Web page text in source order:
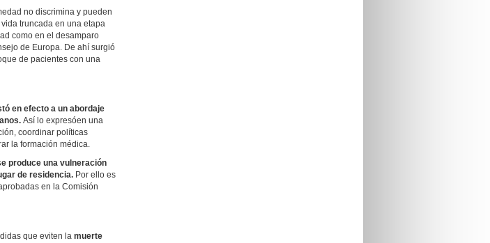
no discrimina y pueden
truncada en una etapa
como en el desamparo
de Europa. De ahí surgió
de pacientes con una
en efecto a un abordaje
Así lo expresóen una
coordinar políticas
la formación médica.
produce una vulneración
de residencia. Por ello es
en la Comisión
que eviten la muerte